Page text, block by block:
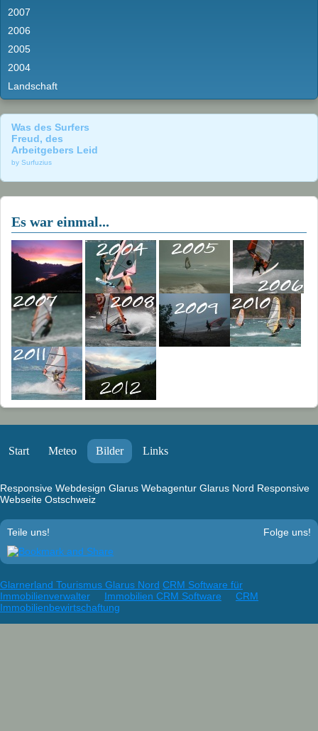
2007
2006
2005
2004
Landschaft
Was des Surfers
Freud, des
Arbeitgebers Leid
by Surfuzius
Es war einmal...
Start Meteo Bilder Links
Responsive Webdesign Glarus Webagentur Glarus Nord Responsive
Webseite Ostschweiz
Teile uns! Folge uns!
Glarnerland Tourismus Glarus Nord CRM Software für
Immobilienverwalter
Immobilien CRM Software
CRM
Immobilienbewirtschaftung